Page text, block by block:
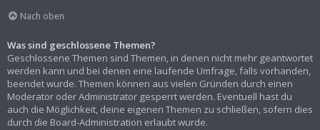
Nach oben
Was sind geschlossene Themen?
Geschlossene Themen sind Themen, in denen nicht mehr geantwortet
werden kann und bei denen eine laufende Umfrage, falls vorhanden,
beendet wurde. Themen können aus vielen Gründen durch einen
Moderator oder Administrator gesperrt werden. Eventuell hast du
auch die Möglichkeit, deine eigenen Themen zu schließen, sofern dies
durch die Board-Administration erlaubt wurde.